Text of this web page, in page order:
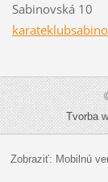
Sabinovská 10
karateklubsabino
Tvorba
Zobraziť: Mobilnú